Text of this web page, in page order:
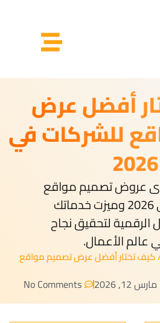
أفضل عرض
للشركات في
2026
عروض تصميم مواقع
للشركات في 2026 وميزت خدماتك
الرقمية لتحقيق نجاح
عالم الأعمال.
كيف تختار أفضل عرض تصميم مواقع
مارس 12, 2026 No Comments